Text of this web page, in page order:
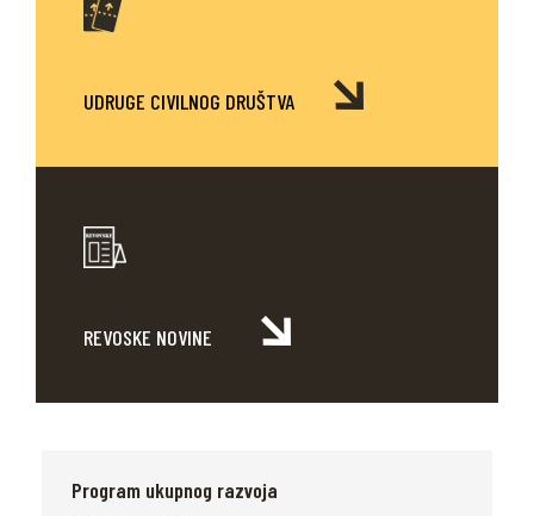
UDRUGE CIVILNOG DRUŠTVA
REVOSKE NOVINE
Program ukupnog razvoja